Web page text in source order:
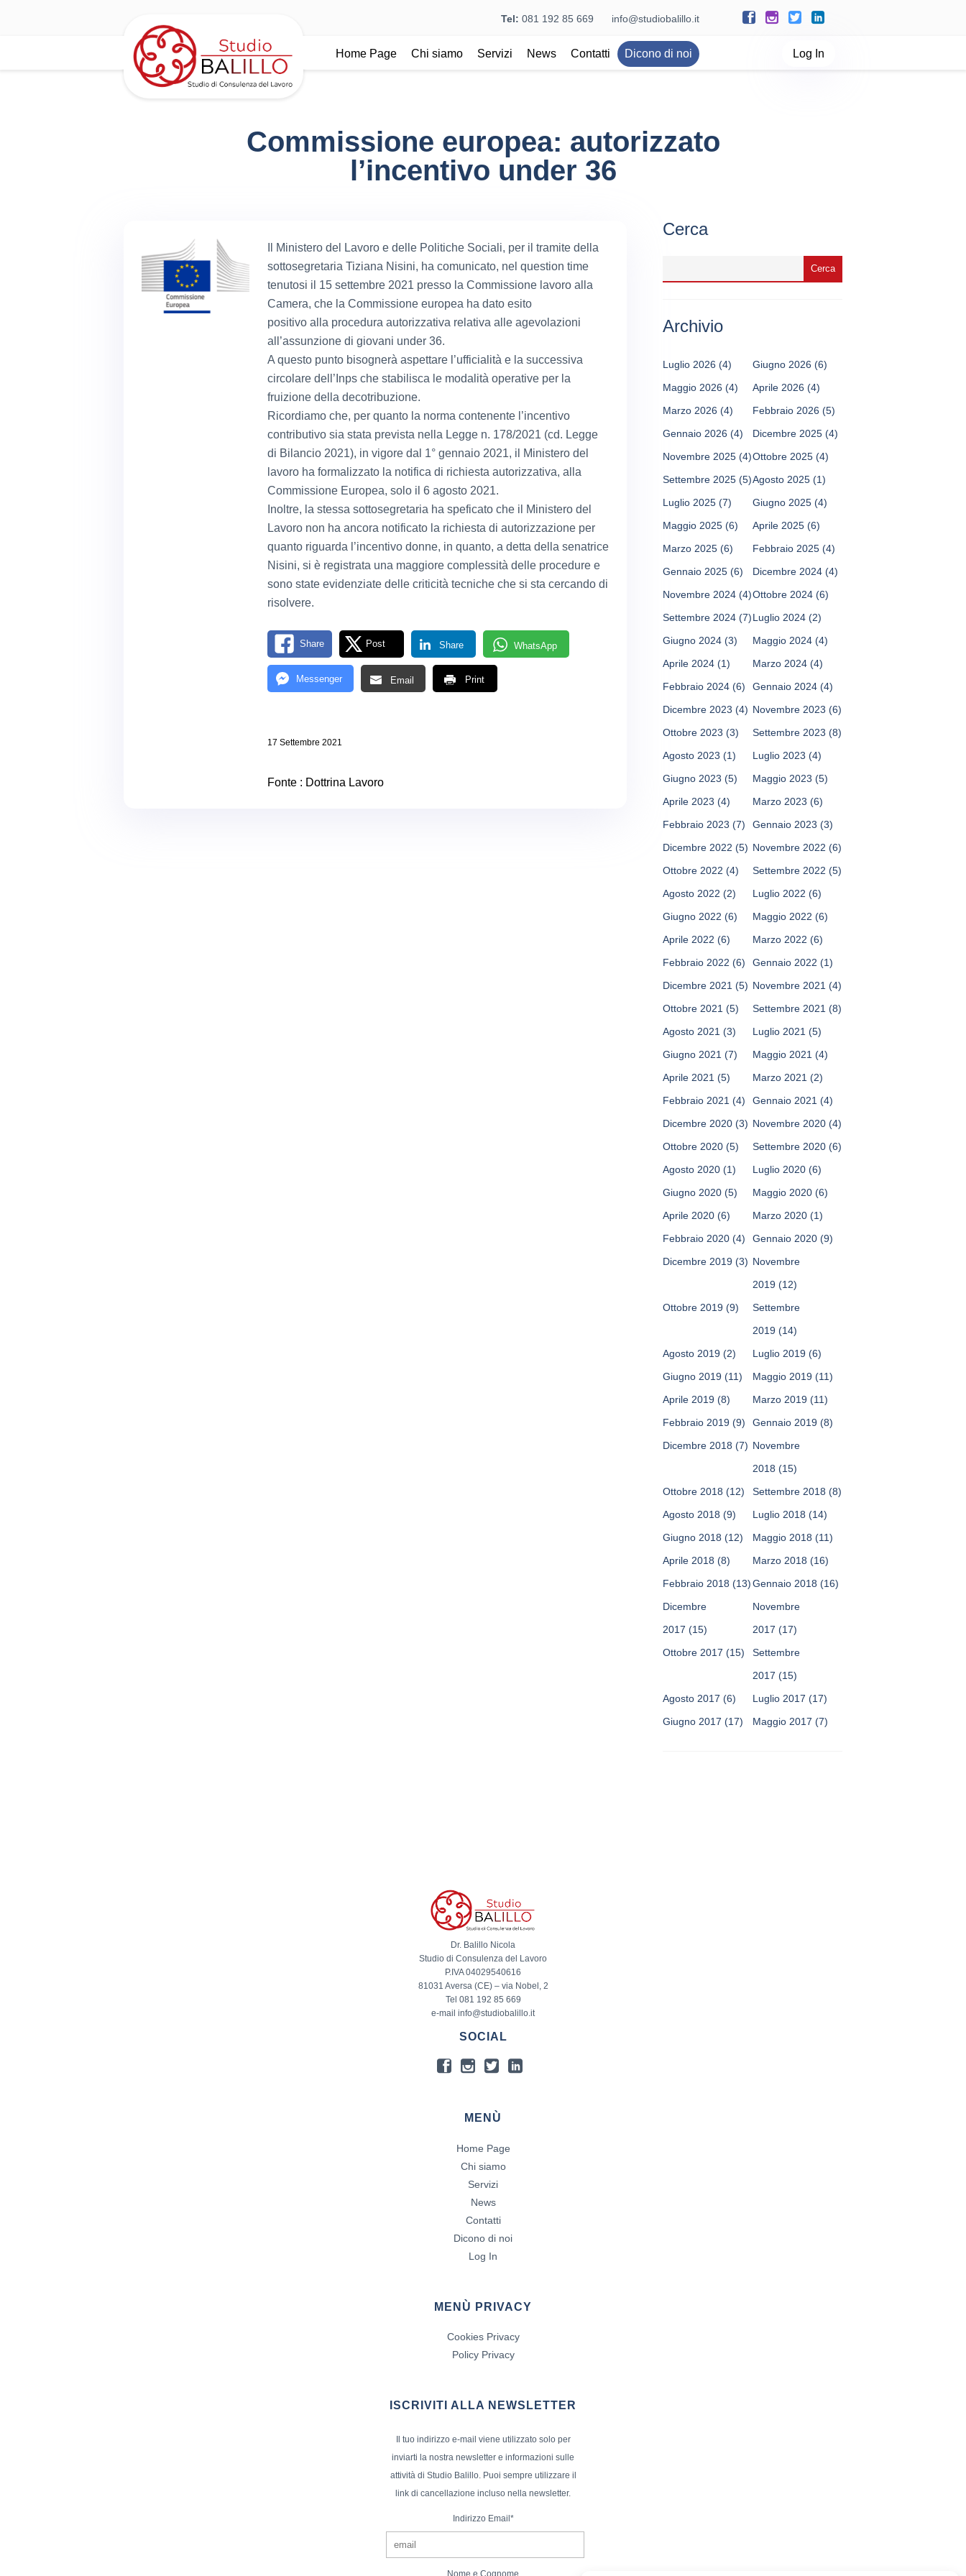
Tel: 081 192 85 669 info@studiobalillo.it
Home Page Chi siamo Servizi News Contatti Dicono di noi Log In
Commissione europea: autorizzato
l’incentivo under 36
Il Ministero del Lavoro e delle Politiche Sociali, per il tramite della
sottosegretaria Tiziana Nisini, ha comunicato, nel question time
tenutosi il 15 settembre 2021 presso la Commissione lavoro alla
Camera, che la Commissione europea ha dato esito
positivo alla procedura autorizzativa relativa alle agevolazioni
all’assunzione di giovani under 36.
A questo punto bisognerà aspettare l’ufficialità e la successiva
circolare dell’Inps che stabilisca le modalità operative per la
fruizione della decotribuzione.
Ricordiamo che, per quanto la norma contenente l’incentivo
contributivo sia stata prevista nella Legge n. 178/2021 (cd. Legge
di Bilancio 2021), in vigore dal 1° gennaio 2021, il Ministero del
lavoro ha formalizzato la notifica di richiesta autorizzativa, alla
Commissione Europea, solo il 6 agosto 2021.
Inoltre, la stessa sottosegretaria ha speficato che il Ministero del
Lavoro non ha ancora notificato la richiesta di autorizzazione per
quanto riguarda l’incentivo donne, in quanto, a detta della senatrice
Nisini, si è registrata una maggiore complessità delle procedure e
sono state evidenziate delle criticità tecniche che si sta cercando di
risolvere.
Share Post Share WhatsApp
Messenger Email Print
17 Settembre 2021
Fonte : Dottrina Lavoro
Cerca
Archivio
Luglio 2026 (4) Giugno 2026 (6)
Maggio 2026 (4) Aprile 2026 (4)
Marzo 2026 (4) Febbraio 2026 (5)
Gennaio 2026 (4) Dicembre 2025 (4)
Novembre 2025 (4)Ottobre 2025 (4)
Settembre 2025 (5)Agosto 2025 (1)
Luglio 2025 (7) Giugno 2025 (4)
Maggio 2025 (6) Aprile 2025 (6)
Marzo 2025 (6) Febbraio 2025 (4)
Gennaio 2025 (6) Dicembre 2024 (4)
Novembre 2024 (4)Ottobre 2024 (6)
Settembre 2024 (7)Luglio 2024 (2)
Giugno 2024 (3) Maggio 2024 (4)
Aprile 2024 (1) Marzo 2024 (4)
Febbraio 2024 (6) Gennaio 2024 (4)
Dicembre 2023 (4) Novembre 2023 (6)
Ottobre 2023 (3) Settembre 2023 (8)
Agosto 2023 (1) Luglio 2023 (4)
Giugno 2023 (5) Maggio 2023 (5)
Aprile 2023 (4) Marzo 2023 (6)
Febbraio 2023 (7) Gennaio 2023 (3)
Dicembre 2022 (5) Novembre 2022 (6)
Ottobre 2022 (4) Settembre 2022 (5)
Agosto 2022 (2) Luglio 2022 (6)
Giugno 2022 (6) Maggio 2022 (6)
Aprile 2022 (6) Marzo 2022 (6)
Febbraio 2022 (6) Gennaio 2022 (1)
Dicembre 2021 (5) Novembre 2021 (4)
Ottobre 2021 (5) Settembre 2021 (8)
Agosto 2021 (3) Luglio 2021 (5)
Giugno 2021 (7) Maggio 2021 (4)
Aprile 2021 (5) Marzo 2021 (2)
Febbraio 2021 (4) Gennaio 2021 (4)
Dicembre 2020 (3) Novembre 2020 (4)
Ottobre 2020 (5) Settembre 2020 (6)
Agosto 2020 (1) Luglio 2020 (6)
Giugno 2020 (5) Maggio 2020 (6)
Aprile 2020 (6) Marzo 2020 (1)
Febbraio 2020 (4) Gennaio 2020 (9)
Dicembre 2019 (3) Novembre
2019 (12)
Ottobre 2019 (9)
Settembre
2019 (14)
Agosto 2019 (2) Luglio 2019 (6)
Giugno 2019 (11) Maggio 2019 (11)
Aprile 2019 (8) Marzo 2019 (11)
Febbraio 2019 (9) Gennaio 2019 (8)
Dicembre 2018 (7) Novembre
2018 (15)
Ottobre 2018 (12) Settembre 2018 (8)
Agosto 2018 (9) Luglio 2018 (14)
Giugno 2018 (12) Maggio 2018 (11)
Aprile 2018 (8) Marzo 2018 (16)
Febbraio 2018 (13)Gennaio 2018 (16)
Dicembre
2017 (15)
Novembre
2017 (17)
Ottobre 2017 (15)
Settembre
2017 (15)
Agosto 2017 (6) Luglio 2017 (17)
Giugno 2017 (17) Maggio 2017 (7)
Dr. Balillo Nicola
Studio di Consulenza del Lavoro
P.IVA 04029540616
81031 Aversa (CE) – via Nobel, 2
Tel 081 192 85 669
e-mail info@studiobalillo.it
SOCIAL
MENÙ
Home Page
Chi siamo
Servizi
News
Contatti
Dicono di noi
Log In
MENÙ PRIVACY
Cookies Privacy
Policy Privacy
ISCRIVITI ALLA NEWSLETTER
Il tuo indirizzo e-mail viene utilizzato solo per
inviarti la nostra newsletter e informazioni sulle
attività di Studio Balillo. Puoi sempre utilizzare il
link di cancellazione incluso nella newsletter.
Indirizzo Email*
Nome e Cognome